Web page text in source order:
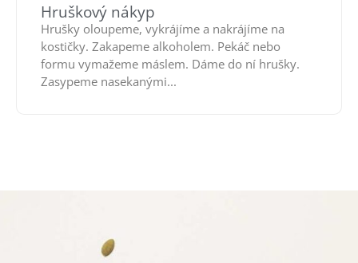
Hruškový nákyp
Hrušky oloupeme, vykrájíme a nakrájíme na
kostičky. Zakapeme alkoholem. Pekáč nebo
formu vymažeme máslem. Dáme do ní hrušky.
Zasypeme nasekanými...